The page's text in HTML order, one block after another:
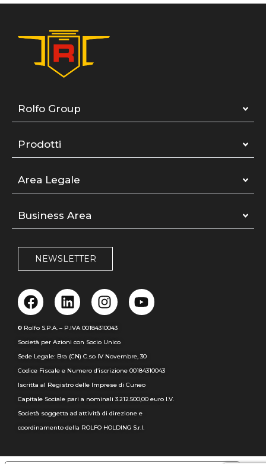
Rolfo Group
Prodotti
Area Legale
Business Area
NEWSLETTER
© Rolfo S.P.A. – P.IVA 00184310043
Società per Azioni con Socio Unico
Sede Legale: Bra (CN) C.so IV Novembre, 30
Codice Fiscale e Numero d’iscrizione 00184310043
Iscritta al Registro delle Imprese di Cuneo
Capitale Sociale pari a nominali 3.212.500,00 euro I.V.
Società soggetta ad attività di direzione e
coordinamento della ROLFO HOLDING S.r.l.